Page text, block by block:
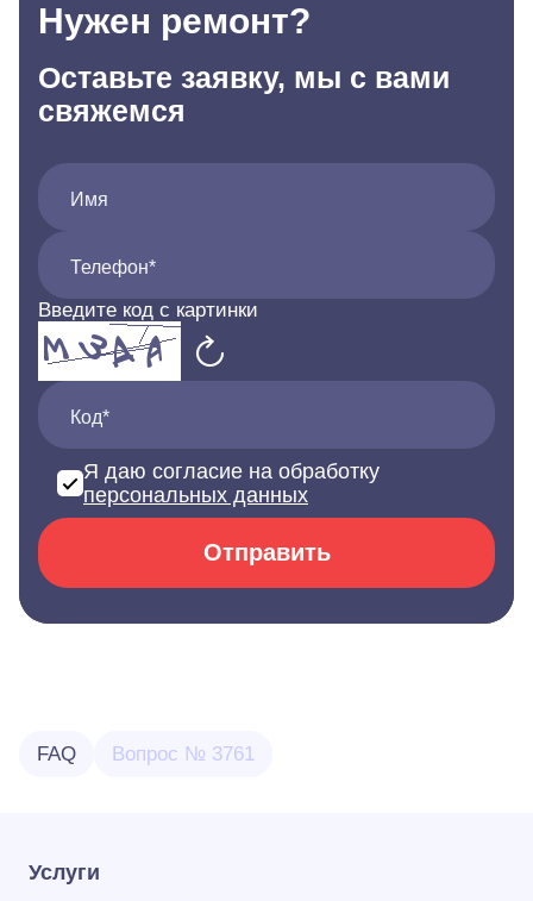
Нужен ремонт?
Оставьте заявку, мы с вами
свяжемся
Имя
Телефон*
Введите код с картинки
Код*
Я даю согласие на обработку
персональных данных
Отправить
FAQ Вопрос № 3761
Услуги